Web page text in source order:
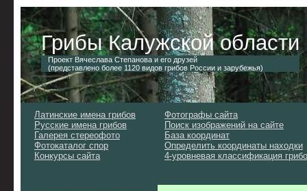
Грибы Калужской области
Проект Вячеслава Степанова и его друзей
(представлено более 1120 видов грибов России и зарубежья)
Латинские имена грибов
Русские имена грибов
Галерея стереофото
Фотокаталог спор
Конкурсы сайта
Фотографы сайта
Поиск изображений на сайте
База координат
Определить координаты находки
4-уровневая классификация